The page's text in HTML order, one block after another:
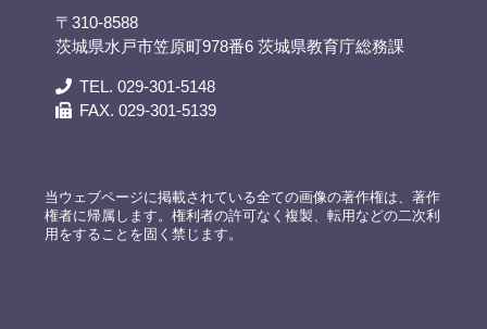
〒310-8588
茨城県水戸市笠原町978番6 茨城県教育庁総務課
TEL. 029-301-5148
FAX. 029-301-5139
当ウェブページに掲載されている全ての画像の著作権は、著作
権者に帰属します。権利者の許可なく複製、転用などの二次利
用をすることを固く禁じます。